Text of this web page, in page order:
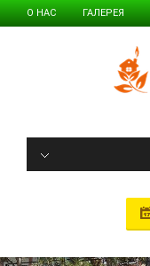
О НАС ГАЛЕРЕЯ